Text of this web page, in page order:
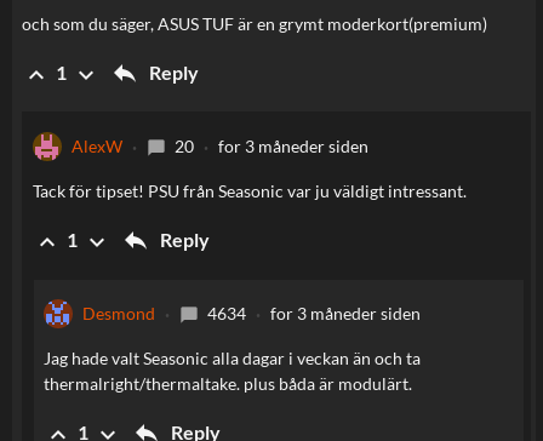
och som du säger, ASUS TUF är en grymt moderkort(premium)
keyboard_arrow_up 1 keyboard_arrow_down reply Reply
AlexW chat_bubble 20 for 3 måneder siden
Tack för tipset! PSU från Seasonic var ju väldigt intressant.
keyboard_arrow_up 1 keyboard_arrow_down reply Reply
Desmond chat_bubble 4634 for 3 måneder siden
Jag hade valt Seasonic alla dagar i veckan än och ta
thermalright/thermaltake. plus båda är modulärt.
keyboard_arrow_up 1 keyboard_arrow_down reply Reply